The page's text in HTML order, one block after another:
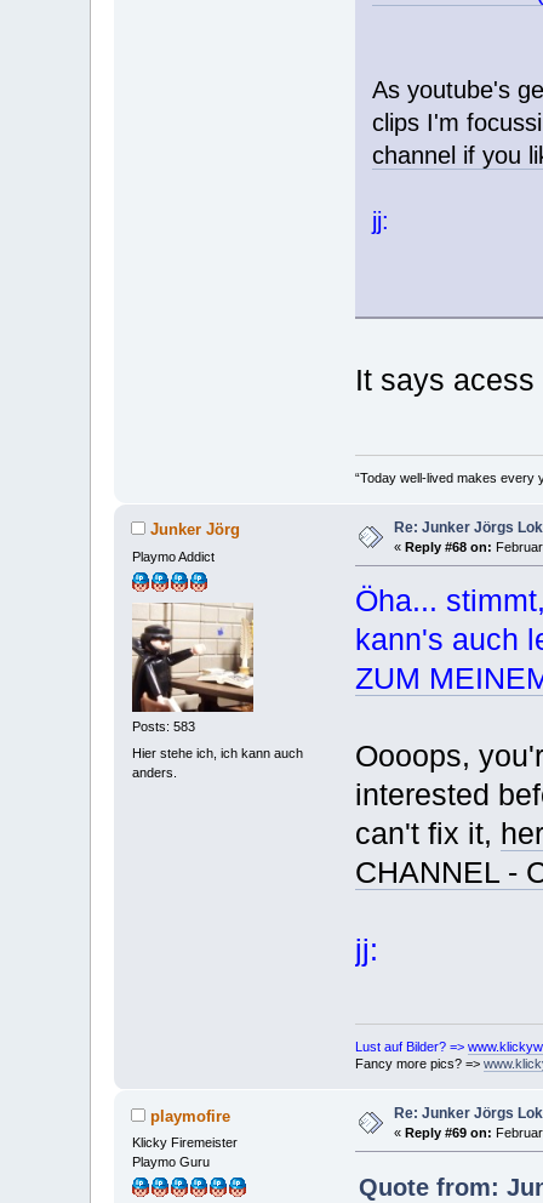
As youtube's
clips I'm
channel if you
jj:
It says
“Today well-lived makes every
Junker Jörg
Playmo Addict
Posts: 583
Hier stehe ich, ich kann auch
anders.
Re: Junker Jörgs
«Reply #68 on:
Öha...
kann's auch
ZUM
Oooops,
interested
can't fix it,
CHANNEL -
jj:
Lust auf Bilder? =>
Fancy more pics? =>
playmofire
Klicky Firemeister
Playmo Guru
Re: Junker Jörgs
«Reply #69 on:
Quote from: